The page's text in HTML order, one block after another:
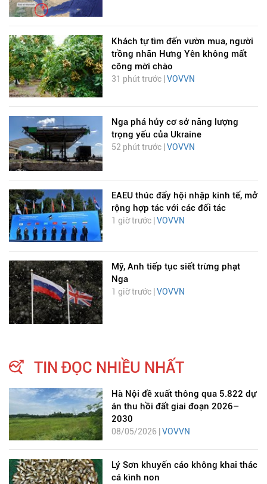
Khách tự tìm đến vườn mua, người
trồng nhãn Hưng Yên không mất
công mời chào
31 phút trước | VOVVN
Nga phá hủy cơ sở năng lượng
trọng yếu của Ukraine
52 phút trước | VOVVN
EAEU thúc đẩy hội nhập kinh tế, mở
rộng hợp tác với các đối tác
1 giờ trước | VOVVN
Mỹ, Anh tiếp tục siết trừng phạt
Nga
1 giờ trước | VOVVN
TIN ĐỌC NHIỀU NHẤT
Hà Nội đề xuất thông qua 5.822 dự
án thu hồi đất giai đoạn 2026–
2030
08/05/2026 | VOVVN
Lý Sơn khuyến cáo không khai thác
cá kình non